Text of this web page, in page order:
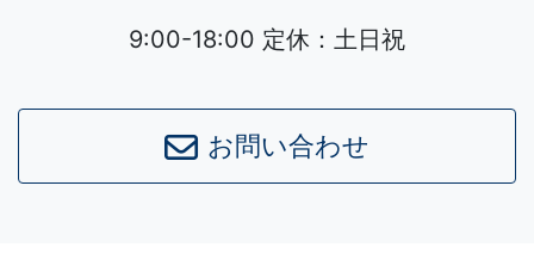
9:00-18:00 定休：土日祝
お問い合わせ